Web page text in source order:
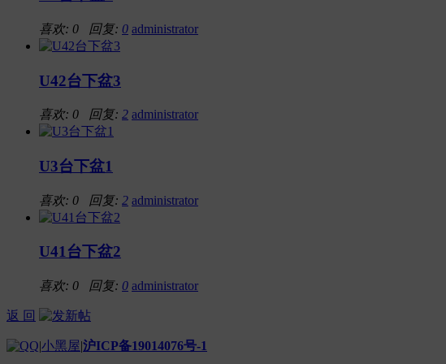
喜欢: 0 回复: 0 administrator
U42台下盆3
喜欢: 0 回复: 2 administrator
U3台下盆1
喜欢: 0 回复: 2 administrator
U41台下盆2
喜欢: 0 回复: 0 administrator
返 回
|小黑屋|沪ICP备19014076号-1